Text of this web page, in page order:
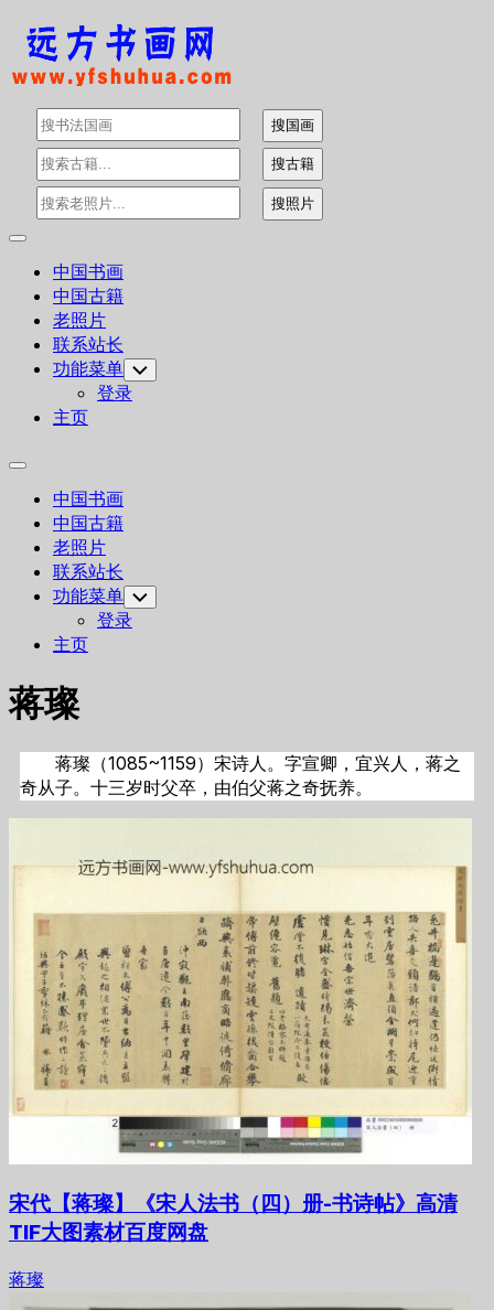
Skip
content
Expand
中国书画
中国古籍
老照片
联系站长
功能菜单 Toggle
Child
Menu
登录
主页
Expand
中国书画
中国古籍
老照片
联系站长
功能菜单 Toggle
Child
Menu
登录
主页
蒋璨
蒋璨（1085~1159）宋诗人。字宣卿，宜兴人，蒋之
奇从子。十三岁时父卒，由伯父蒋之奇抚养。
宋代【蒋璨】《宋人法书（四）册-书诗帖》高清
TIF大图素材百度网盘
蒋璨